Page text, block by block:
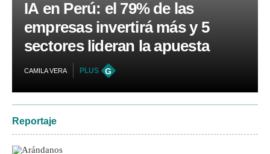
IA en Perú: el 79% de las
empresas invertirá más y 5
sectores lideran la apuesta
CAMILA VERA PLUS G
Reportaje